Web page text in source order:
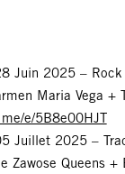
Juin 2025 – Rock
Maria Vega +
e/5B8e00HJT
Juillet 2025 –
Zawose Queens +